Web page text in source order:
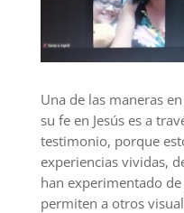
Una de las maneras
su fe en Jesús es a
testimonio, porque
experiencias vividas,
han experimentado
permiten a otros